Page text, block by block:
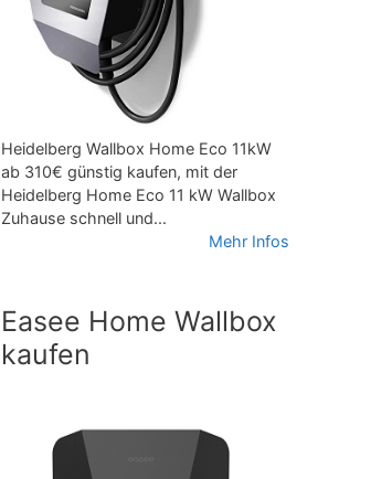
Heidelberg Wallbox Home Eco 11kW
ab 310€ günstig kaufen, mit der
Heidelberg Home Eco 11 kW Wallbox
Zuhause schnell und...
Mehr Infos
Easee Home Wallbox
kaufen